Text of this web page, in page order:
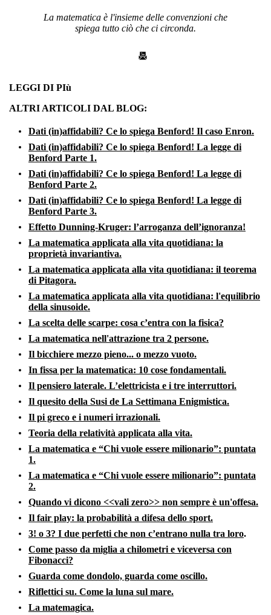
La matematica è l'insieme delle convenzioni che
spiega tutto ciò che ci circonda.
LEGGI DI PIù
ALTRI ARTICOLI DAL BLOG:
Dati (in)affidabili? Ce lo spiega Benford! Il caso Enron.
Dati (in)affidabili? Ce lo spiega Benford! La legge di
Benford Parte 1.
Dati (in)affidabili? Ce lo spiega Benford! La legge di
Benford Parte 2.
Dati (in)affidabili? Ce lo spiega Benford! La legge di
Benford Parte 3.
Effetto Dunning-Kruger: l’arroganza dell’ignoranza!
La matematica applicata alla vita quotidiana: la
proprietà invariantiva.
La matematica applicata alla vita quotidiana: il teorema
di Pitagora.
La matematica applicata alla vita quotidiana: l'equilibrio
della sinusoide.
La scelta delle scarpe: cosa c’entra con la fisica?
La matematica nell'attrazione tra 2 persone.
Il bicchiere mezzo pieno... o mezzo vuoto.
In fissa per la matematica: 10 cose fondamentali.
Il pensiero laterale. L’elettricista e i tre interruttori.
Il quesito della Susi de La Settimana Enigmistica.
Il pi greco e i numeri irrazionali.
Teoria della relatività applicata alla vita.
La matematica e “Chi vuole essere milionario”: puntata
1.
La matematica e “Chi vuole essere milionario”: puntata
2.
Quando vi dicono <<vali zero>> non sempre è un'offesa.
Il fair play: la probabilità a difesa dello sport.
3! o 3? I due perfetti che non c’entrano nulla tra loro.
Come passo da miglia a chilometri e viceversa con
Fibonacci?
Guarda come dondolo, guarda come oscillo.
Riflettici su. Come la luna sul mare.
La matemagica.